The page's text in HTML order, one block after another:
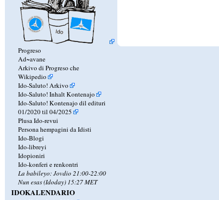
Progreso
Ad~avane
Arkivo di Progreso che
Wikipedio
Ido-Saluto! Arkivo
Ido-Saluto! Inhalt Kontenajo
Ido-Saluto! Kontenajo dil edituri
01/2020 til 04/2025
Plusa Ido-revui
Persona hempagini da Idisti
Ido-Blogi
Ido-libreyi
Idopioniri
Ido-konferi e renkontri
La babileyo: Jovdio 21:00-22:00
Nun esas (Idoday) 15:27 MET
IDOKALENDARIO